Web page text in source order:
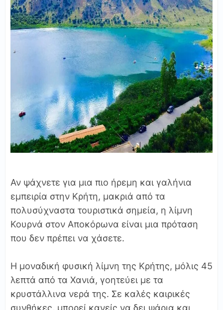
Αν ψάχνετε για μια πιο ήρεμη και γαλήνια
εμπειρία στην Κρήτη, μακριά από τα
πολυσύχναστα τουριστικά σημεία, η λίμνη
Κουρνά στον Αποκόρωνα είναι μια πρόταση
που δεν πρέπει να χάσετε.
Η μοναδική φυσική λίμνη της Κρήτης, μόλις 45
λεπτά από τα Χανιά, γοητεύει με τα
κρυστάλλινα νερά της. Σε καλές καιρικές
συνθήκες, μπορεί κανείς να δει ψάρια και